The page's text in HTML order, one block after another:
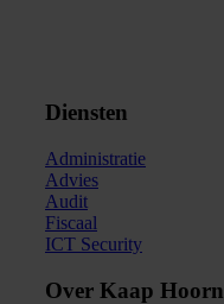
Diensten
Administratie
Advies
Audit
Fiscaal
ICT Security
Over Kaap Hoorn